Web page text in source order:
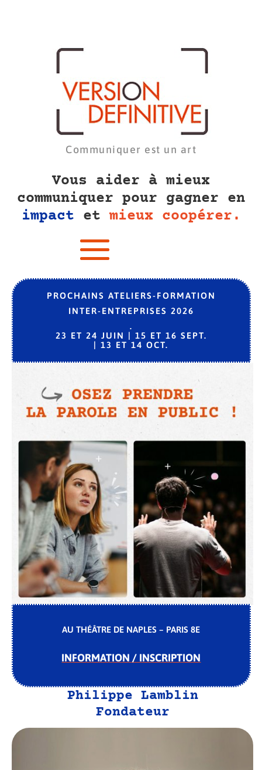
Communiquer est un art
Vous aider à mieux
communiquer pour gagner en
impact etmieux coopérer.
PROCHAINS ATELIERS-FORMATION
INTER-ENTREPRISES 2026
.
23 ET 24 JUIN | 15 ET 16 SEPT.
| 13 ET 14 OCT.
AU THÉÂTRE DE NAPLES – PARIS 8E
INFORMATION / INSCRIPTION
Philippe Lamblin
Fondateur